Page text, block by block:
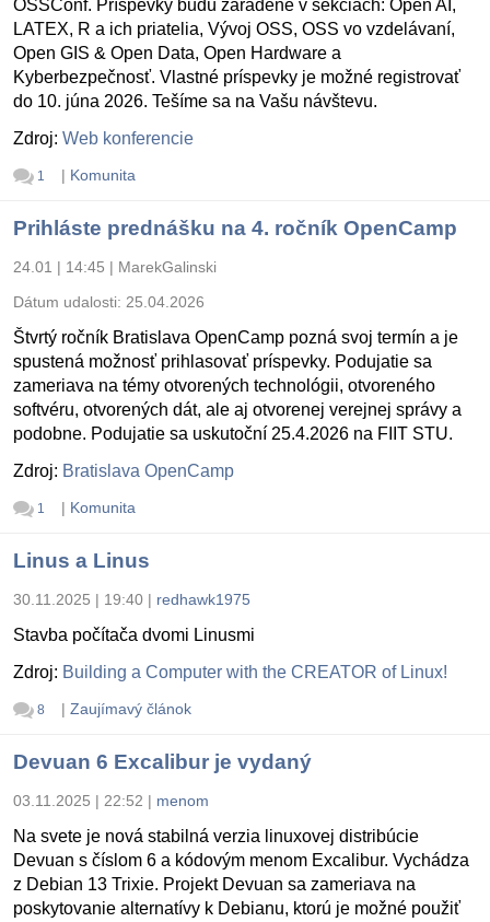
OSSConf. Príspevky budú zaradené v sekciách: Open AI,
LATEX, R a ich priatelia, Vývoj OSS, OSS vo vzdelávaní,
Open GIS & Open Data, Open Hardware a
Kyberbezpečnosť. Vlastné príspevky je možné registrovať
do 10. júna 2026. Tešíme sa na Vašu návštevu.
Zdroj: Web konferencie
1 | Komunita
Prihláste prednášku na 4. ročník OpenCamp
24.01 | 14:45 | MarekGalinski
Dátum udalosti: 25.04.2026
Štvrtý ročník Bratislava OpenCamp pozná svoj termín a je
spustená možnosť prihlasovať príspevky. Podujatie sa
zameriava na témy otvorených technológii, otvoreného
softvéru, otvorených dát, ale aj otvorenej verejnej správy a
podobne. Podujatie sa uskutoční 25.4.2026 na FIIT STU.
Zdroj: Bratislava OpenCamp
1 | Komunita
Linus a Linus
30.11.2025 | 19:40 | redhawk1975
Stavba počítača dvomi Linusmi
Zdroj: Building a Computer with the CREATOR of Linux!
8 | Zaujímavý článok
Devuan 6 Excalibur je vydaný
03.11.2025 | 22:52 | menom
Na svete je nová stabilná verzia linuxovej distribúcie
Devuan s číslom 6 a kódovým menom Excalibur. Vychádza
z Debian 13 Trixie. Projekt Devuan sa zameriava na
poskytovanie alternatívy k Debianu, ktorú je možné použiť